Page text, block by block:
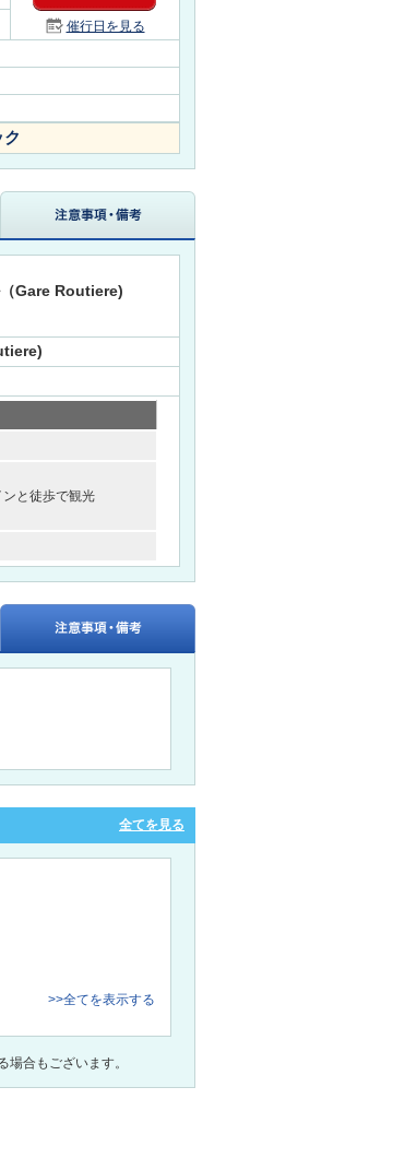
催行日を見る
Gare Routiere)
と徒歩で観光
全てを見る
>>全てを表示する
合もございます。